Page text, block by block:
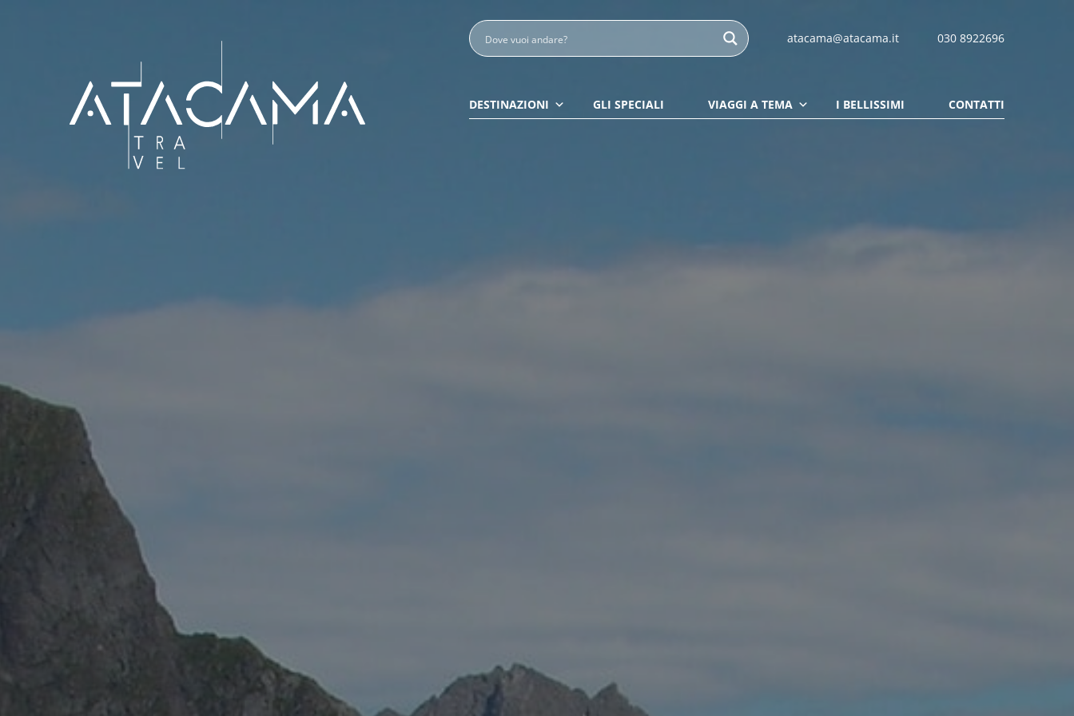
atacama@atacama.it 030 8922696
DESTINAZIONI GLI SPECIALI VIAGGI A TEMA I BELLISSIMI CONTATTI